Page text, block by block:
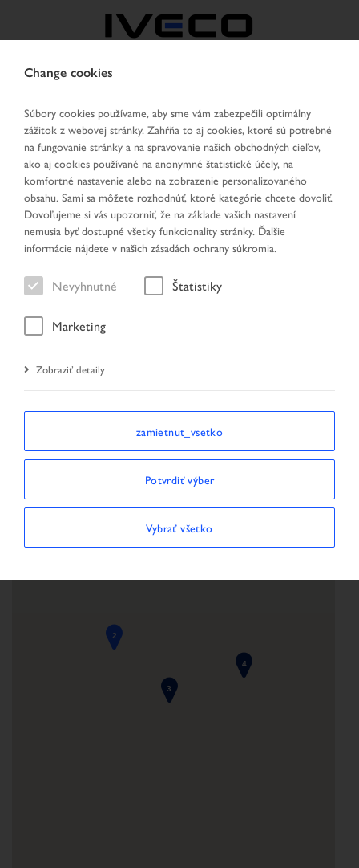
CZECH REPUBLIC /
SLOVAKIA
VYBRAŤ KRAJINU ZMENIŤ JAZYK
Toggle
navigation
MENU
Vyhľadať predajcu
Úvodná stránka
2
3
4
Change cookies
Súbory cookies používame, aby sme vám zabezpečili optimálny
zážitok z webovej stránky. Zahŕňa to aj cookies, ktoré sú potrebné
na fungovanie stránky a na spravovanie našich obchodných cieľov,
ako aj cookies používané na anonymné štatistické účely, na
komfortné nastavenie alebo na zobrazenie personalizovaného
obsahu. Sami sa môžete rozhodnúť, ktoré kategórie chcete dovoliť.
Dovoľujeme si vás upozorniť, že na základe vašich nastavení
nemusia byť dostupné všetky funkcionality stránky. Ďalšie
informácie nájdete v našich zásadách ochrany súkromia.
Nevyhnutné Štatistiky
Marketing
Zobraziť detaily
zamietnut_vsetko
Potvrdiť výber
Vybrať všetko